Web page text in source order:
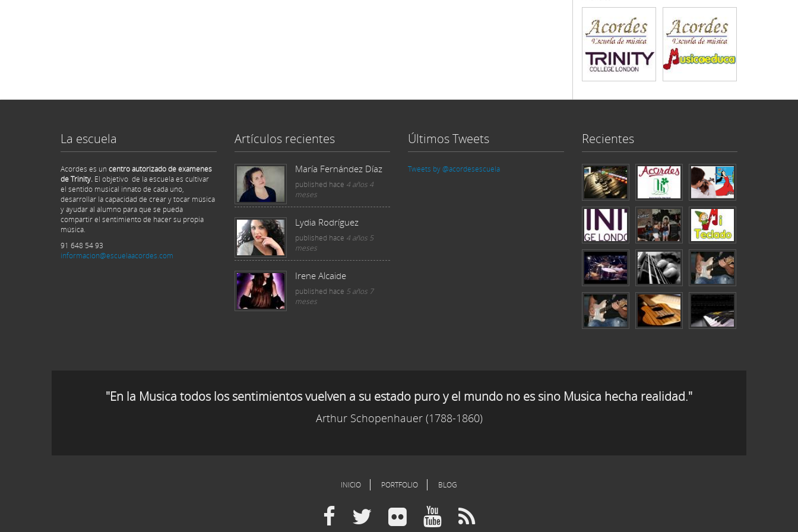
La escuela
Acordes es un centro autorizado de examenes
de Trinity. El objetivo de la escuela es cultivar
el sentido musical innato de cada uno,
desarrollar la capacidad de crear y tocar música
y ayudar al alumno para que se pueda
compartir el sentimiento de hacer su propia
música.
91 648 54 93
informacion@escuelaacordes.com
Artículos recientes
María Fernández Díaz
published hace 4 años 4
meses
Lydia Rodríguez
published hace 4 años 5
meses
Irene Alcaide
published hace 5 años 7
meses
Últimos Tweets
Tweets by @acordesescuela
Recientes
"En la Musica todos los sentimientos vuelven a su estado puro y el mundo no es sino Musica hecha realidad."
Arthur Schopenhauer (1788-1860)
INICIO PORTFOLIO BLOG